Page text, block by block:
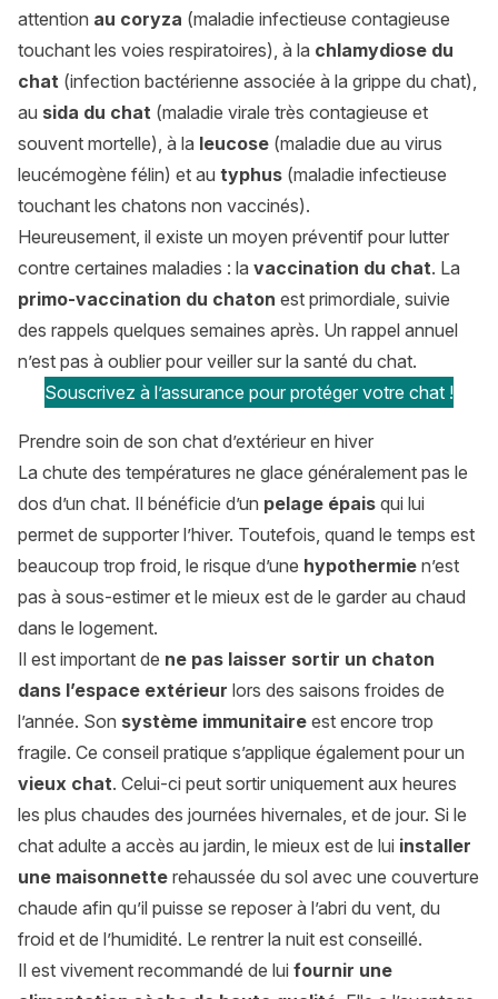
attention au coryza (maladie infectieuse contagieuse
touchant les voies respiratoires), à la chlamydiose du
chat (infection bactérienne associée à la grippe du chat),
au sida du chat (maladie virale très contagieuse et
souvent mortelle), à la leucose (maladie due au virus
leucémogène félin) et au typhus (maladie infectieuse
touchant les chatons non vaccinés).
Heureusement, il existe un moyen préventif pour lutter
contre certaines maladies : la vaccination du chat. La
primo-vaccination du chaton est primordiale, suivie
des rappels quelques semaines après. Un rappel annuel
n’est pas à oublier pour veiller sur la santé du chat.
Souscrivez à l’assurance pour protéger votre chat !
Prendre soin de son chat d’extérieur en hiver
La chute des températures ne glace généralement pas le
dos d’un chat. Il bénéficie d’un pelage épais qui lui
permet de supporter l’hiver. Toutefois, quand le temps est
beaucoup trop froid, le risque d’une hypothermie n’est
pas à sous-estimer et le mieux est de le garder au chaud
dans le logement.
Il est important de ne pas laisser sortir un chaton
dans l’espace extérieur lors des saisons froides de
l’année. Son système immunitaire est encore trop
fragile. Ce conseil pratique s’applique également pour un
vieux chat. Celui-ci peut sortir uniquement aux heures
les plus chaudes des journées hivernales, et de jour. Si le
chat adulte a accès au jardin, le mieux est de lui installer
une maisonnette rehaussée du sol avec une couverture
chaude afin qu’il puisse se reposer à l’abri du vent, du
froid et de l’humidité. Le rentrer la nuit est conseillé.
Il est vivement recommandé de lui fournir une